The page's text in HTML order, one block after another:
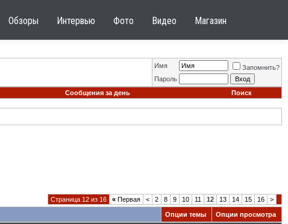
Обзоры Интервью Фото Видео Магазин
Имя
Запомнить?
Пароль
Сообщения за день Поиск
Страница 12 из 16 « Первая < 2 8 9 10 11 12 13 14 15 16 >
Опции темы
Опции просмотра